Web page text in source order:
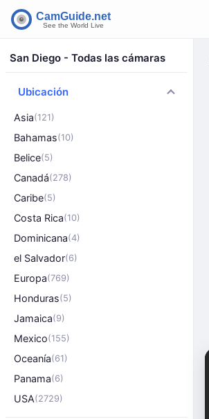
San Diego - Todas las cámaras
Ubicación
Asia(121)
Bahamas(10)
Belice(5)
Canadá(278)
Caribe(5)
Costa Rica(10)
Dominicana(4)
el Salvador(6)
Europa(769)
Honduras(5)
Jamaica(9)
Mexico(155)
Oceanía(61)
Panama(6)
USA(2729)